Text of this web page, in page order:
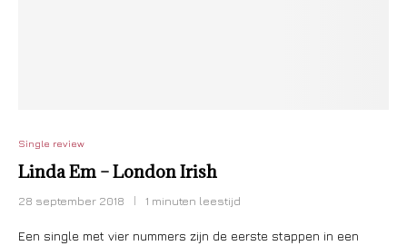
Single review
Linda Em – London Irish
28 september 2018 1 minuten leestijd
Een single met vier nummers zijn de eerste stappen in een